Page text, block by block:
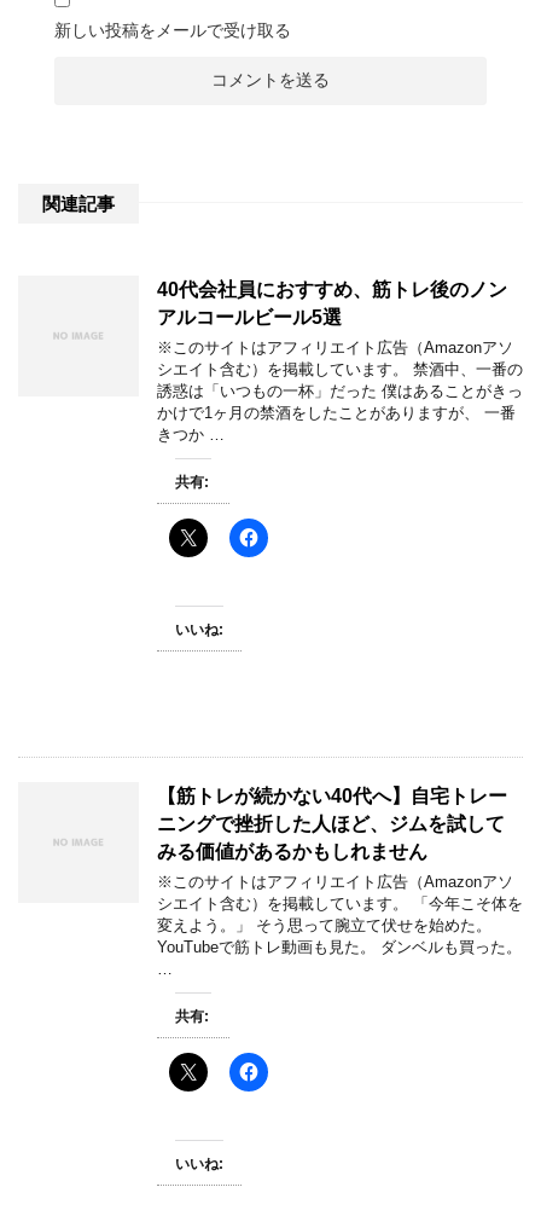
新しい投稿をメールで受け取る
関連記事
40代会社員におすすめ、筋トレ後のノン
アルコールビール5選
※このサイトはアフィリエイト広告（Amazonアソ
シエイト含む）を掲載しています。 禁酒中、一番の
誘惑は「いつもの一杯」だった 僕はあることがきっ
かけで1ヶ月の禁酒をしたことがありますが、 一番
きつか …
共有:
いいね:
【筋トレが続かない40代へ】自宅トレー
ニングで挫折した人ほど、ジムを試して
みる価値があるかもしれません
※このサイトはアフィリエイト広告（Amazonアソ
シエイト含む）を掲載しています。 「今年こそ体を
変えよう。」 そう思って腕立て伏せを始めた。
YouTubeで筋トレ動画も見た。 ダンベルも買った。
…
共有:
いいね: